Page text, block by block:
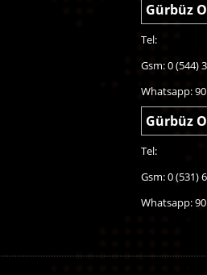
Gürbüz
Tel:
Gsm: 0 (544)
Whatsapp:
Gürbüz
Tel:
Gsm: 0 (531)
Whatsapp: 90